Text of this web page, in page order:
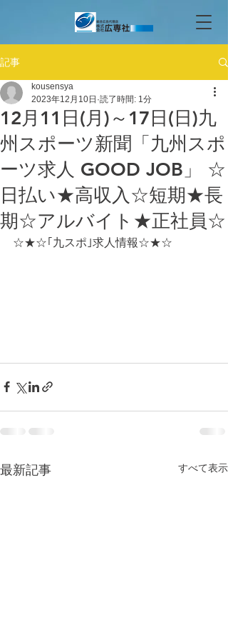
記事
12月11日(月)～17日(日)九
州スポーツ新聞「九州スポ
ーツ求人 GOOD JOB」 ☆
日払い★高収入☆短期★長
期☆アルバイト★正社員☆
kousensya
2023年12月10日 読了時間: 1分
☆★☆｢九スポ｣求人情報☆★☆
最新記事 すべて表示